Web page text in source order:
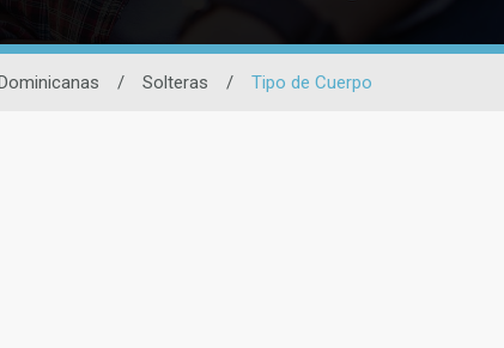
/ Solteras / Tipo de Cuerpo